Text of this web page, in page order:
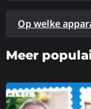
Op welke
Meer